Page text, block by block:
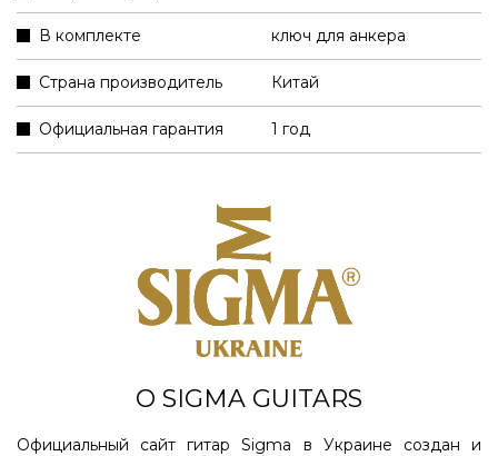
В комплекте ключ для анкера
Страна производитель Китай
Официальная гарантия 1 год
О SIGMA GUITARS
Официальный сайт гитар Sigma в Украине создан и